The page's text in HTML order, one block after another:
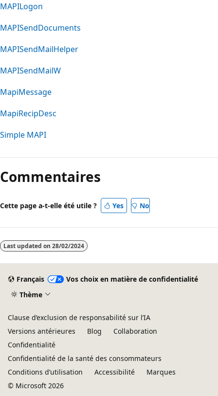
MAPILogon
MAPISendDocuments
MAPISendMailHelper
MAPISendMailW
MapiMessage
MapiRecipDesc
Simple MAPI
lecture
désactivé
Commentaires
Cette page a-t-elle été utile ? Yes No
Last updated on 28/02/2024
Français
Vos choix en matière de confidentialité
Thème
Clause d’exclusion de responsabilité sur l’IA
Versions antérieures
Blog
Collaboration
Confidentialité
Confidentialité de la santé des consommateurs
Conditions d’utilisation
Accessibilité
Marques
© Microsoft 2026